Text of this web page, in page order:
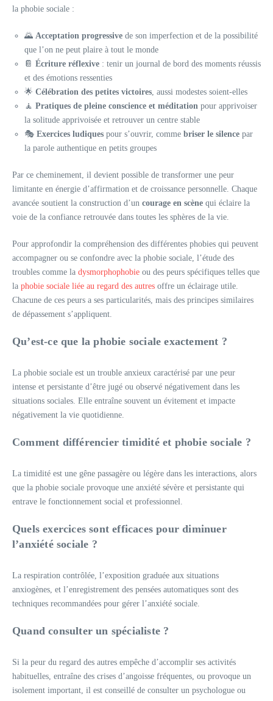
la phobie sociale :
🌄 Acceptation progressive de son imperfection et de la possibilité
que l’on ne peut plaire à tout le monde
📔 Écriture réflexive : tenir un journal de bord des moments réussis
et des émotions ressenties
🌟 Célébration des petites victoires , aussi modestes soient-elles
🧘 Pratiques de pleine conscience et méditation pour apprivoiser
la solitude apprivoisée et retrouver un centre stable
🎭 Exercices ludiques pour s’ouvrir, comme briser le silence par
la parole authentique en petits groupes
Par ce cheminement, il devient possible de transformer une peur
limitante en énergie d’affirmation et de croissance personnelle. Chaque
avancée soutient la construction d’un courage en scène qui éclaire la
voie de la confiance retrouvée dans toutes les sphères de la vie.
Pour approfondir la compréhension des différentes phobies qui peuvent
accompagner ou se confondre avec la phobie sociale, l’étude des
troubles comme la dysmorphophobie ou des peurs spécifiques telles que
la phobie sociale liée au regard des autres offre un éclairage utile.
Chacune de ces peurs a ses particularités, mais des principes similaires
de dépassement s’appliquent.
Qu’est-ce que la phobie sociale exactement ?
La phobie sociale est un trouble anxieux caractérisé par une peur
intense et persistante d’être jugé ou observé négativement dans les
situations sociales. Elle entraîne souvent un évitement et impacte
négativement la vie quotidienne.
Comment différencier timidité et phobie sociale ?
La timidité est une gêne passagère ou légère dans les interactions, alors
que la phobie sociale provoque une anxiété sévère et persistante qui
entrave le fonctionnement social et professionnel.
Quels exercices sont efficaces pour diminuer
l’anxiété sociale ?
La respiration contrôlée, l’exposition graduée aux situations
anxiogènes, et l’enregistrement des pensées automatiques sont des
techniques recommandées pour gérer l’anxiété sociale.
Quand consulter un spécialiste ?
Si la peur du regard des autres empêche d’accomplir ses activités
habituelles, entraîne des crises d’angoisse fréquentes, ou provoque un
isolement important, il est conseillé de consulter un psychologue ou